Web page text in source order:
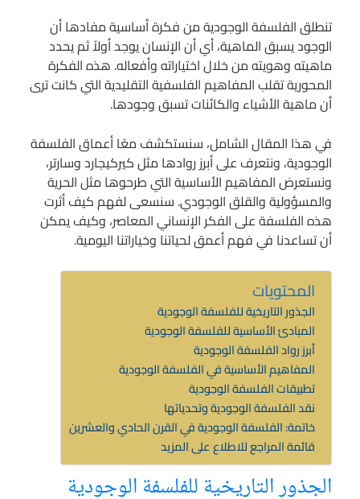
تنطلق الفلسفة الوجودية من فكرة أساسية مفادها أن
الوجود يسبق الماهية، أي أن الإنسان يوجد أولاً ثم يحدد
ماهيته وهويته من خلال اختياراته وأفعاله. هذه الفكرة
المحورية تقلب المفاهيم الفلسفية التقليدية التي كانت ترى
أن ماهية الأشياء والكائنات تسبق وجودها.
في هذا المقال الشامل، سنستكشف معًا أعماق الفلسفة
الوجودية، ونتعرف على أبرز روادها مثل كيركيجارد وسارتر،
ونستعرض المفاهيم الأساسية التي طرحوها مثل الحرية
والمسؤولية والقلق الوجودي. سنسعى لفهم كيف أثرت
هذه الفلسفة على الفكر الإنساني المعاصر، وكيف يمكن
أن تساعدنا في فهم أعمق لحياتنا وخياراتنا اليومية.
المحتويات
الجذور التاريخية للفلسفة الوجودية
المبادئ الأساسية للفلسفة الوجودية
أبرز رواد الفلسفة الوجودية
المفاهيم الأساسية في الفلسفة الوجودية
تطبيقات الفلسفة الوجودية
نقد الفلسفة الوجودية وتحدياتها
خاتمة: الفلسفة الوجودية في القرن الحادي والعشرين
قائمة المراجع للاطلاع على المزيد
الجذور التاريخية للفلسفة الوجودية